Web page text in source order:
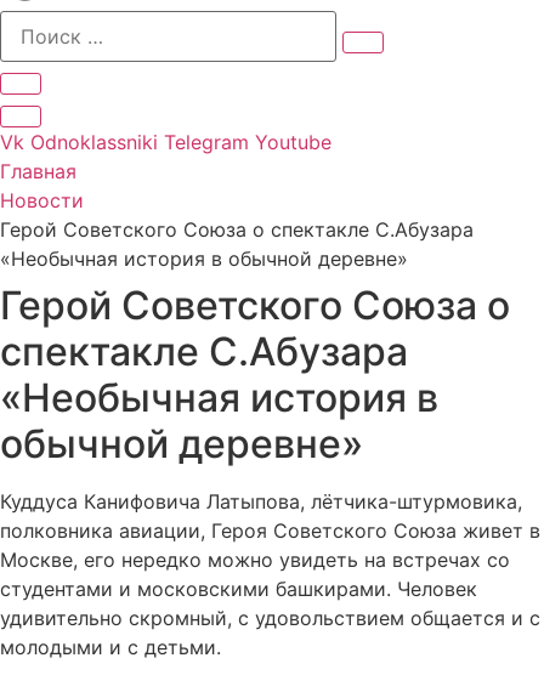
Vk Odnoklassniki Telegram Youtube
Главная
Новости
Герой Советского Союза о спектакле С.Абузара
«Необычная история в обычной деревне»
Герой Советского Союза о
спектакле С.Абузара
«Необычная история в
обычной деревне»
Куддуса Канифовича Латыпова, лётчика-штурмовика,
полковника авиации, Героя Советского Союза живет в
Москве, его нередко можно увидеть на встречах со
студентами и московскими башкирами. Человек
удивительно скромный, с удовольствием общается и с
молодыми и с детьми.